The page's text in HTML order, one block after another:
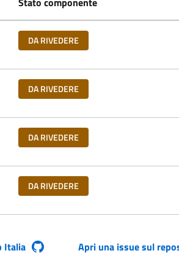
DA RIVEDERE
DA RIVEDERE
DA RIVEDERE
DA RIVEDERE
Italia Apri una issue sul
(si apre in una nuova